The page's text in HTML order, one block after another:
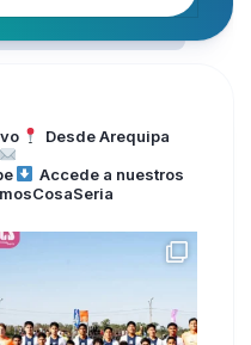
Desde Arequipa
Accede a nuestros